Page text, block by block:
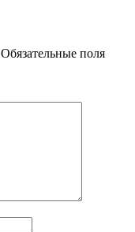
Обязательные поля